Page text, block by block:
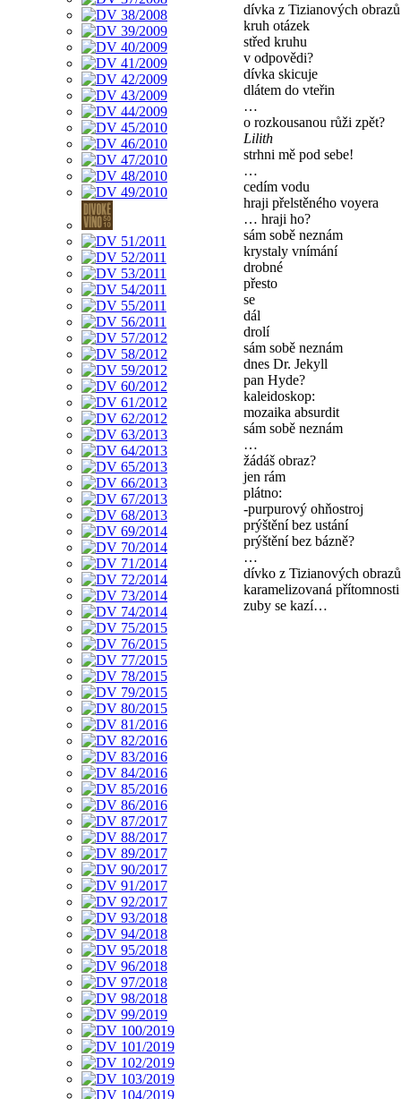
dívka z Tizianových obrazů
kruh otázek
střed kruhu
v odpovědi?
dívka skicuje
dlátem do vteřin
…
o rozkousanou růži zpět?
Lilith
strhni mě pod sebe!
…
cedím vodu
hraji přelstěného voyera
… hraji ho?
sám sobě neznám
krystaly vnímání
drobné
přesto
se
dál
drolí
sám sobě neznám
dnes Dr. Jekyll
pan Hyde?
kaleidoskop:
mozaika absurdit
sám sobě neznám
…
žádáš obraz?
jen rám
plátno:
-purpurový ohňostroj
prýštění bez ustání
prýštění bez bázně?
…
dívko z Tizianových obrazů
karamelizovaná přítomnosti
zuby se kazí…